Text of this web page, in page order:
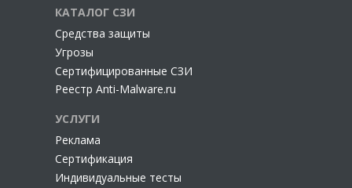
КАТАЛОГ СЗИ
Cредства защиты
Угрозы
Сертифицированные СЗИ
Реестр Anti-Malware.ru
УСЛУГИ
Реклама
Сертификация
Индивидуальные тесты